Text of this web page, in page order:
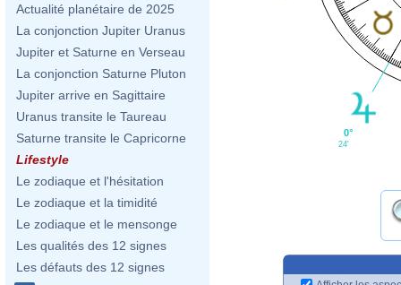
Actualité planétaire de 2025
La conjonction Jupiter Uranus
Jupiter et Saturne en Verseau
La conjonction Saturne Pluton
Jupiter arrive en Sagittaire
Uranus transite le Taureau
Saturne transite le Capricorne
Lifestyle
Le zodiaque et l'hésitation
Le zodiaque et la timidité
Le zodiaque et le mensonge
Les qualités des 12 signes
Les défauts des 12 signes
0°
24'